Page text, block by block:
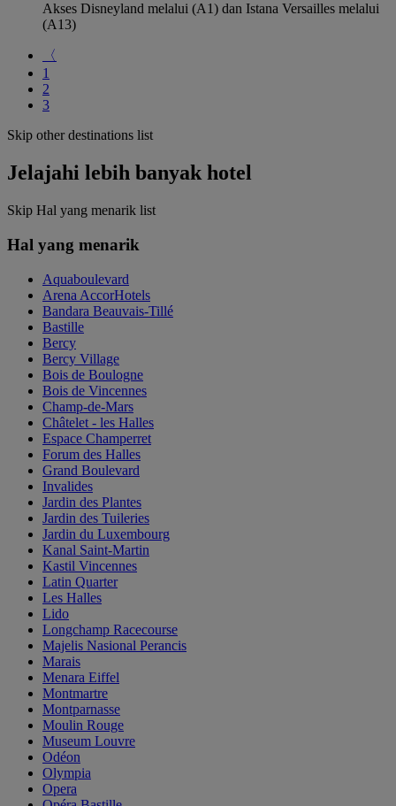
Akses Disneyland melalui (A1) dan Istana Versailles melalui
(A13)
〈
1
2
3
Skip other destinations list
Jelajahi lebih banyak hotel
Skip Hal yang menarik list
Hal yang menarik
Aquaboulevard
Arena AccorHotels
Bandara Beauvais-Tillé
Bastille
Bercy
Bercy Village
Bois de Boulogne
Bois de Vincennes
Champ-de-Mars
Châtelet - les Halles
Espace Champerret
Forum des Halles
Grand Boulevard
Invalides
Jardin des Plantes
Jardin des Tuileries
Jardin du Luxembourg
Kanal Saint-Martin
Kastil Vincennes
Latin Quarter
Les Halles
Lido
Longchamp Racecourse
Majelis Nasional Perancis
Marais
Menara Eiffel
Montmartre
Montparnasse
Moulin Rouge
Museum Louvre
Odéon
Olympia
Opera